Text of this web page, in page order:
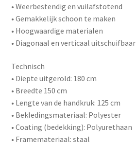
• Weerbestendig en vuilafstotend
• Gemakkelijk schoon te maken
• Hoogwaardige materialen
• Diagonaal en verticaal uitschuifbaar
Technisch
• Diepte uitgerold: 180 cm
• Breedte 150 cm
• Lengte van de handkruk: 125 cm
• Bekledingsmateriaal: Polyester
• Coating (bedekking): Polyurethaan
• Framemateriaal: staal